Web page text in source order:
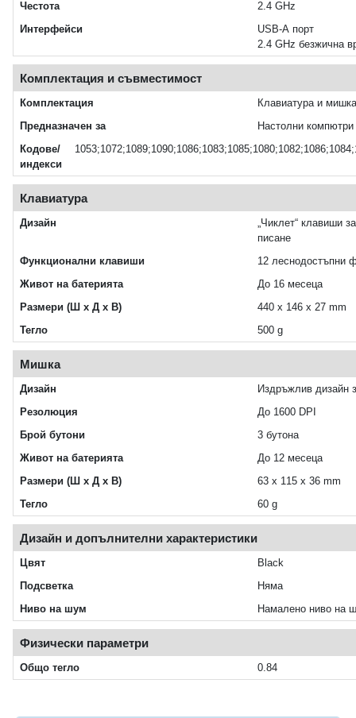
Честота
2.4 GHz
Интерфейси
USB-A порт
2.4 GHz безжична
Комплектация и съвместимост
Комплектация
Клавиатура и мишка
Предназначен за
Настолни компютри
Кодове/
индекси
Клавиатура
Дизайн
„Чиклет“ клавиши
писане
Функционални клавиши
12 леснодостъпни
Живот на батерията
До 16 месеца
Размери (Ш x Д x В)
440 x 146 x 27 mm
Тегло
500 g
Мишка
Дизайн
Издръжлив дизайн
Резолюция
До 1600 DPI
Брой бутони
3 бутона
Живот на батерията
До 12 месеца
Размери (Ш x Д x В)
63 x 115 x 36 mm
Тегло
60 g
Дизайн и допълнителни характеристики
Цвят
Black
Подсветка
Няма
Ниво на шум
Намалено ниво на
Физически параметри
Общо тегло 0.84